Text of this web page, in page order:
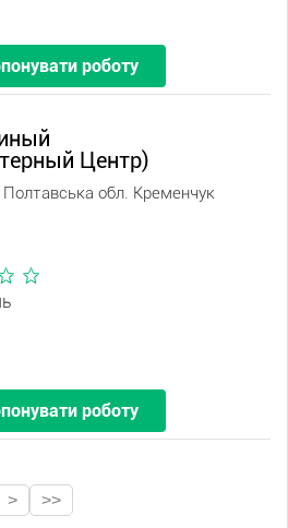
роботу
Центр)
Полтавська обл. Кременчук
роботу
> >>